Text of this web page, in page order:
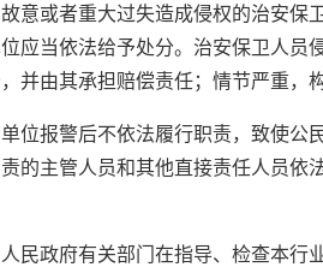
意或者重大过失造成侵权的治安
应当依法给予处分。治安保卫人
并由其承担赔偿责任；情节严重，
位报警后不依法履行职责，致使公
的主管人员和其他直接责任人员
民政府有关部门在指导、检查本行